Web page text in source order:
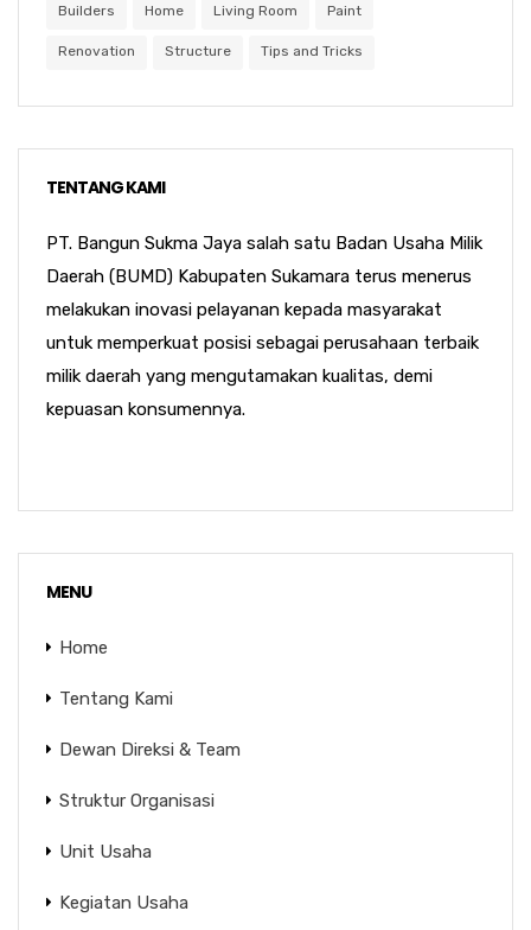
Builders Home Living Room Paint
Renovation Structure Tips and Tricks
TENTANG KAMI
PT. Bangun Sukma Jaya salah satu Badan Usaha Milik
Daerah (BUMD) Kabupaten Sukamara terus menerus
melakukan inovasi pelayanan kepada masyarakat
untuk memperkuat posisi sebagai perusahaan terbaik
milik daerah yang mengutamakan kualitas, demi
kepuasan konsumennya.
MENU
Home
Tentang Kami
Dewan Direksi & Team
Struktur Organisasi
Unit Usaha
Kegiatan Usaha